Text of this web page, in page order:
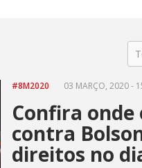
#8M2020 03 MARÇO, 2020 -
Confira
contra
direitos no